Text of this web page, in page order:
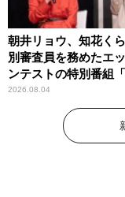
朝井リョウ、知花く
別審査員を務めたエ
ンテストの特別番組
なたに伝えたいこと」
2026.08.04